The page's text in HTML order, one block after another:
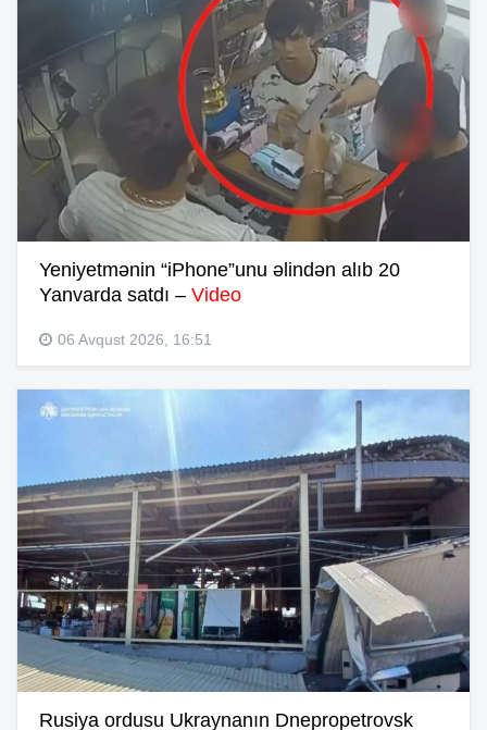
Yeniyetmənin “iPhone”unu əlindən alıb 20
Yanvarda satdı – Video
06 Avqust 2026, 16:51
Rusiya ordusu Ukraynanın Dnepropetrovsk